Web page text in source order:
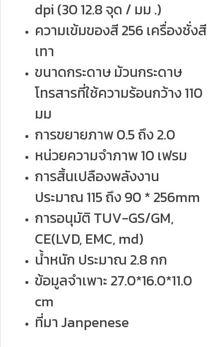
dpi (30 12.8 จุด / มม .)
ความเข้มของสี 256 เครื่องชั่งสี
เทา
ขนาดกระดาษ ม้วนกระดาษ
โทรสารที่ใช้ความร้อนกว้าง 110
มม
การขยายภาพ 0.5 ถึง 2.0
หน่วยความจำภาพ 10 เฟรม
การสิ้นเปลืองพลังงาน
ประมาณ 115 ถึง 90 * 256mm
การอนุมัติ TUV-GS/GM,
CE(LVD, EMC, md)
น้ำหนัก ประมาณ 2.8 กก
ข้อมูลจำเพาะ 27.0*16.0*11.0
cm
ที่มา Janpenese